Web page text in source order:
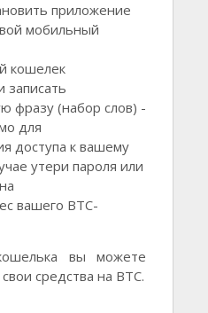
приложение
мобильный
кошелек
записать
фразу (набор слов) -
для
доступа к вашему
утери пароля или
вашего BTC-
вы можете
средства на BTC.